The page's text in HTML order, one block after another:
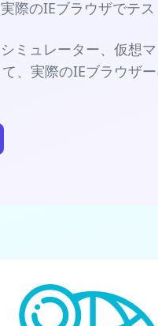
際のIEブラウザでテス
ミュレーター、仮想マ
、実際のIEブラウザ